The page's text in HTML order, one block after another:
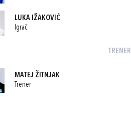
LUKA IŽAKOVIĆ
Igrač
TRENER
MATEJ ŽITNJAK
Trener